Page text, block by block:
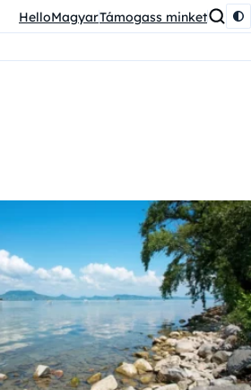
HelloMagyarTámogass minket